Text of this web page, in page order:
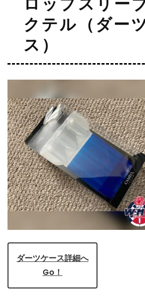
クテル（ダー
ス）
ダーツケース詳細へ
Go！